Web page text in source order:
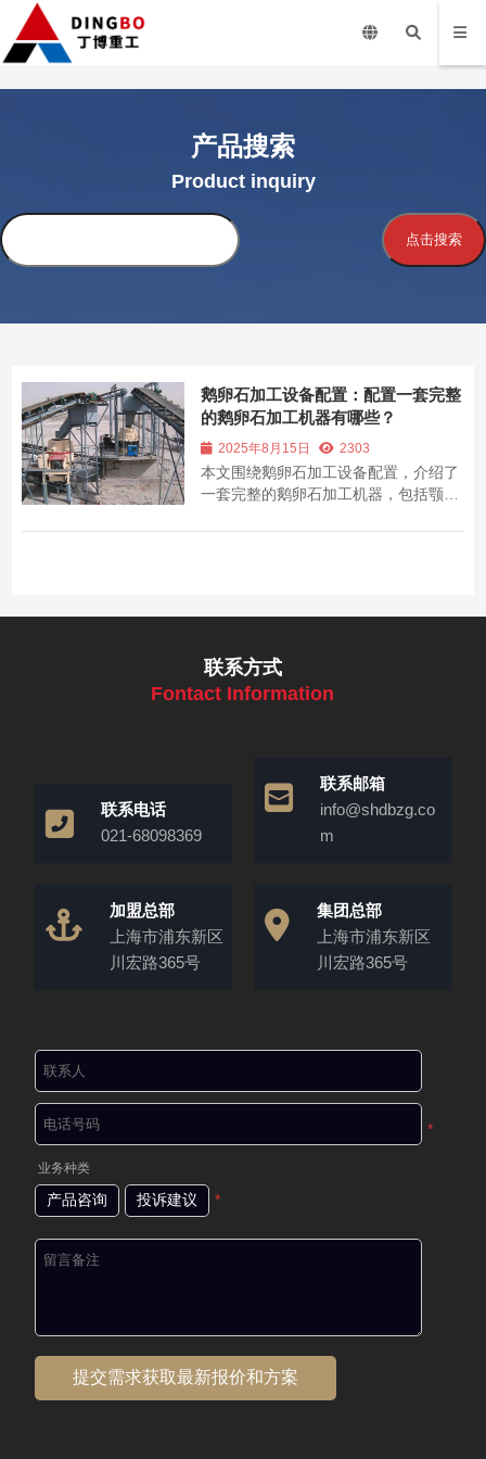
产品搜索
Product inquiry
点击搜索
鹅卵石加工设备配置：配置一套完整
的鹅卵石加工机器有哪些？
2025年8月15日 2303
本文围绕鹅卵石加工设备配置，介绍了
一套完整的鹅卵石加工机器，包括颚式
置提供参考。​
联系方式
Fontact Information
联系电话
021-68098369
联系邮箱
info@shdbzg.co
m
加盟总部
上海市浦东新区
川宏路365号
集团总部
上海市浦东新区
川宏路365号
*
业务种类
产品咨询 投诉建议 *